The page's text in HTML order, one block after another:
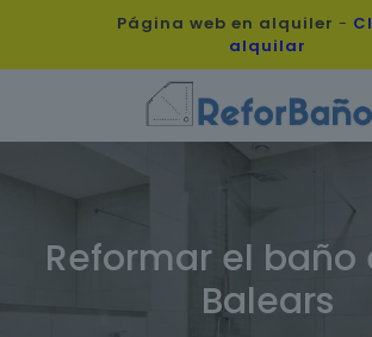
Página web en alquiler -
alquilar
Reformar el baño
Balears